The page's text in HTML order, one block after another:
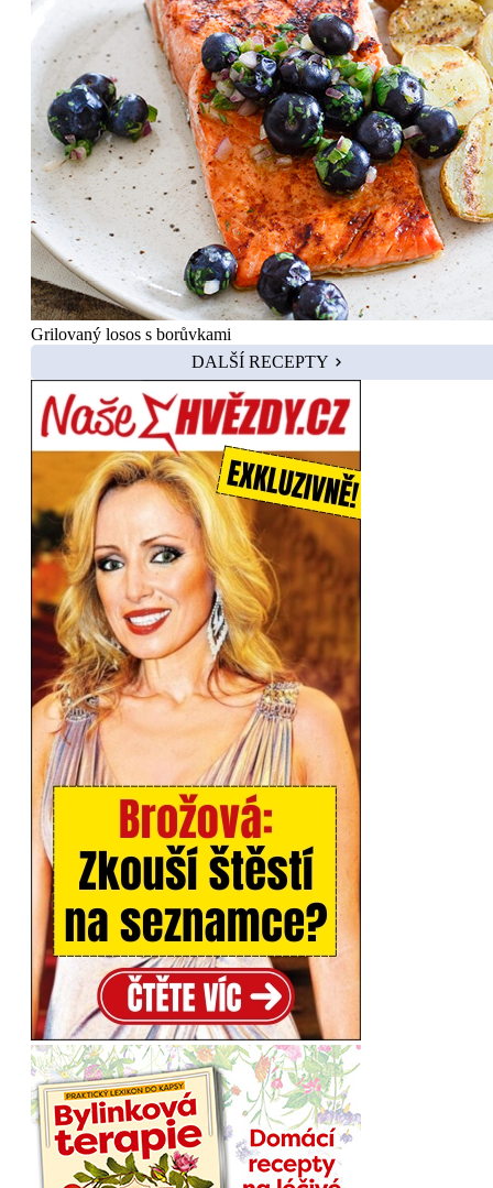
Grilovaný losos s borůvkami
DALŠÍ RECEPTY